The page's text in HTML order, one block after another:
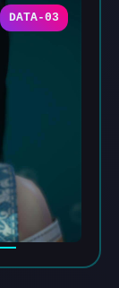
DATA-03